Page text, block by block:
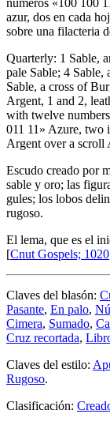
números «100 100
azur, dos en cada
sobre una filacteria
Quarterly: 1 Sable,
pale Sable; 4
Sable, a cross of
Argent, 1 and 2,
with twelve
011 11» Azure, two
Argent over a scroll
Escudo creado por
sable y oro; las
gules; los lobos
rugoso.
El lema, que es el
[Cnut Gospels; 1020
Claves del blasón:
Pasante, En palo,
Cimera, Sumado,
Cruz recortada,
Claves del estilo:
Rugoso.
Clasificación: